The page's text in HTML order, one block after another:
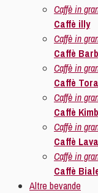
Caffè in
Caffè illy
Caffè in
Caffè
Caffè in
Caffè
Caffè in
Caffè
Caffè in
Caffè
Caffè in
Caffè
Altre bevande